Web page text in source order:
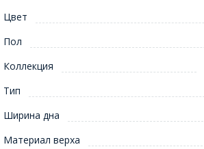
Цвет
Пол
Коллекция
Тип
Ширина дна
Материал верха